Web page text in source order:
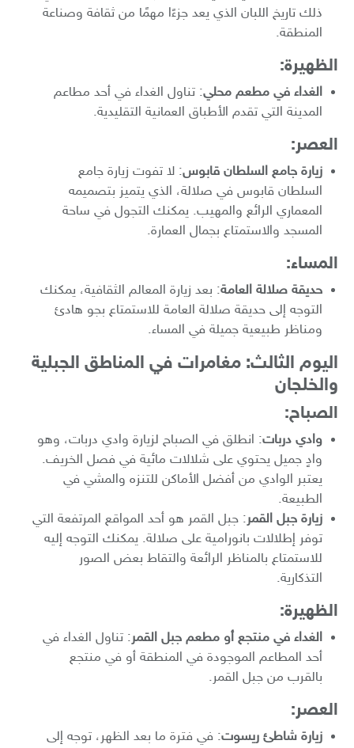
ذلك تاريخ اللبان الذي يعد جزءًا مهمًا من ثقافة وصناعة
المنطقة.
الظهيرة:
الغداء في مطعم محلي: تناول الغداء في أحد مطاعم
المدينة التي تقدم الأطباق العمانية التقليدية.
العصر:
زيارة جامع السلطان قابوس: لا تفوت زيارة جامع
السلطان قابوس في صلالة، الذي يتميز بتصميمه
المعماري الرائع والمهيب. يمكنك التجول في ساحة
المسجد والاستمتاع بجمال العمارة.
المساء:
حديقة صلالة العامة: بعد زيارة المعالم الثقافية، يمكنك
التوجه إلى حديقة صلالة العامة للاستمتاع بجو هادئ
ومناظر طبيعية جميلة في المساء.
اليوم الثالث: مغامرات في المناطق الجبلية
والخلجان
الصباح:
وادي دربات: انطلق في الصباح لزيارة وادي دربات، وهو
وادٍ جميل يحتوي على شلالات مائية في فصل الخريف.
يعتبر الوادي من أفضل الأماكن للتنزه والمشي في
الطبيعة.
زيارة جبل القمر: جبل القمر هو أحد المواقع المرتفعة التي
توفر إطلالات بانورامية على صلالة. يمكنك التوجه إليه
للاستمتاع بالمناظر الرائعة والتقاط بعض الصور
التذكارية.
الظهيرة:
الغداء في منتجع أو مطعم جبل القمر: تناول الغداء في
أحد المطاعم الموجودة في المنطقة أو في منتجع
بالقرب من جبل القمر.
العصر:
زيارة شاطئ ريسوت: في فترة ما بعد الظهر، توجه إلى